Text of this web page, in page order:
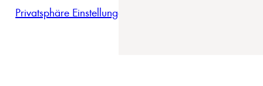
Privatsphäre Einstellungen